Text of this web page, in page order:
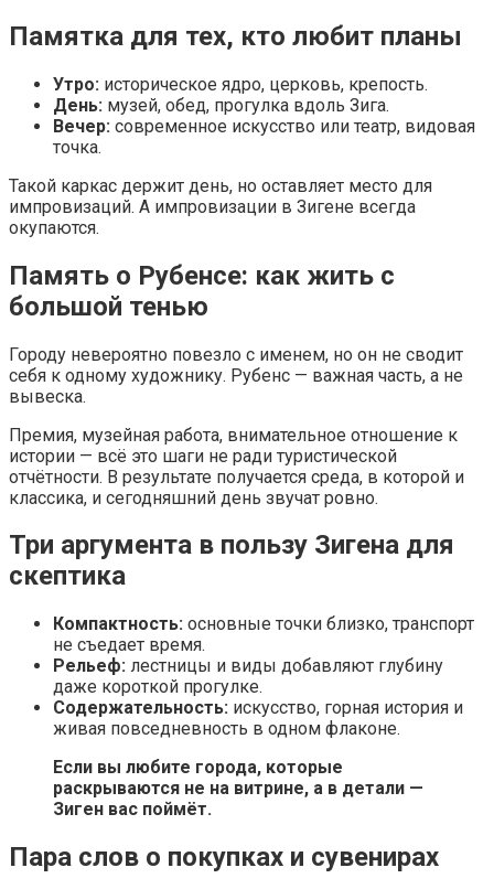
Памятка для тех, кто любит планы
Утро: историческое ядро, церковь, крепость.
День: музей, обед, прогулка вдоль Зига.
Вечер: современное искусство или театр, видовая
точка.
Такой каркас держит день, но оставляет место для
импровизаций. А импровизации в Зигене всегда
окупаются.
Память о Рубенсе: как жить с
большой тенью
Городу невероятно повезло с именем, но он не сводит
себя к одному художнику. Рубенс — важная часть, а не
вывеска.
Премия, музейная работа, внимательное отношение к
истории — всё это шаги не ради туристической
отчётности. В результате получается среда, в которой и
классика, и сегодняшний день звучат ровно.
Три аргумента в пользу Зигена для
скептика
Компактность: основные точки близко, транспорт
не съедает время.
Рельеф: лестницы и виды добавляют глубину
даже короткой прогулке.
Содержательность: искусство, горная история и
живая повседневность в одном флаконе.
Если вы любите города, которые
раскрываются не на витрине, а в детали —
Зиген вас поймёт.
Пара слов о покупках и сувенирах